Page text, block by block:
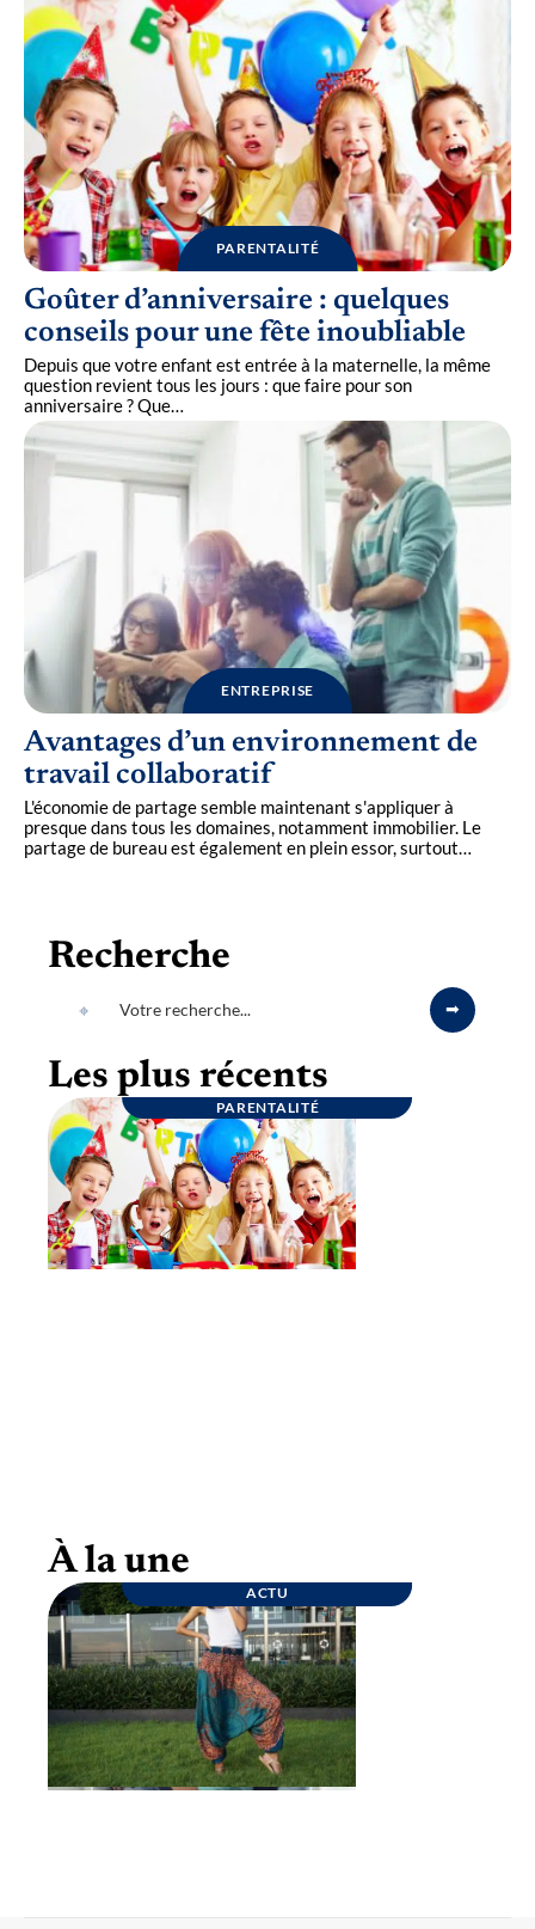
PARENTALITÉ
Goûter d’anniversaire : quelques
conseils pour une fête inoubliable
Depuis que votre enfant est entrée à la maternelle, la même
question revient tous les jours : que faire pour son
anniversaire ? Que…
ENTREPRISE
Avantages d’un environnement de
travail collaboratif
L'économie de partage semble maintenant s'appliquer à
presque dans tous les domaines, notamment immobilier. Le
partage de bureau est également en plein essor, surtout
Recherche
Les plus récents
PARENTALITÉ
ENTREPRISE
À la une
ACTU